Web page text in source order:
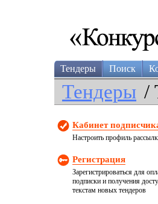
Тендеры Поиск
Тендеры /
Кабинет
Настроить профиль
Регистрация
Зарегистрироваться для
подписки и получения
текстам новых тендеров